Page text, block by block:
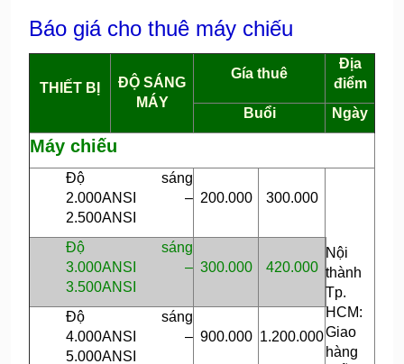
Báo giá cho thuê máy chiếu
THIẾT BỊ
ĐỘ SÁNG
MÁY
Gía thuê
Địa
điểm
Buổi
Ngày
Máy chiếu
Độ sáng
2.000ANSI –
2.500ANSI
200.000 300.000
Nội
thành
Tp.
HCM:
Giao
hàng
Độ sáng
3.000ANSI –
3.500ANSI
300.000 420.000
Độ sáng
4.000ANSI –
5.000ANSI
900.000 1.200.000